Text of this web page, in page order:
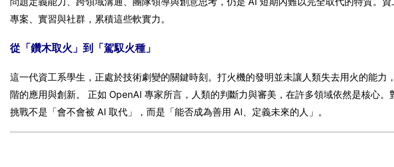
專案、實習與社群，累積這些軟實力。
從「鑽木取火」到「駕馭火種」
這一代資工系學生，正處於技術劇變的關鍵時刻。打火機的發明並未讓人類失去用火的能力
階的應用與創新。 正如 OpenAI 專家所言，人類的判斷力與審美，在許多領域依然是核心。
挑戰不是「會不會被 AI 取代」，而是「能否成為善用 AI、定義未來的人」。